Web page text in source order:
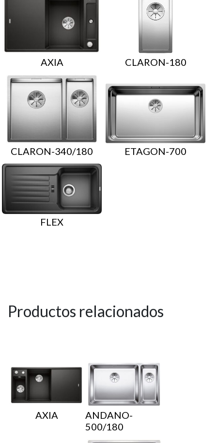
AXIA CLARON-180
CLARON-340/180 ETAGON-700
FLEX
Productos relacionados
AXIA
ANDANO-
500/180